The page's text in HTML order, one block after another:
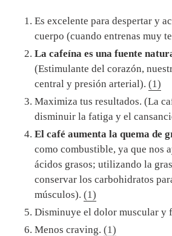
Es excelente para despertar y
cuerpo (cuando entrenas muy
La cafeína es una fuente
(Estimulante del corazón,
central y presión arterial). (1)
Maximiza tus resultados. (La
disminuir la fatiga y el
El café aumenta la quema de
como combustible, ya que nos
ácidos grasos; utilizando la
conservar los carbohidratos
músculos). (1)
Disminuye el dolor muscular y
Menos craving. (1)